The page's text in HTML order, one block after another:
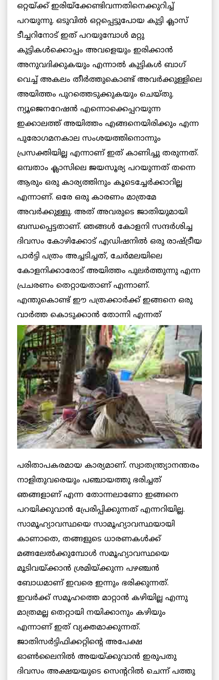
ഒറ്റയ്ക്ക് ഇരിയ്‌ക്കേണ്ടിവന്നതിനെക്കുറിച്ച്
പറയുന്നു. ഒടുവില്‍ ഒറ്റപ്പെട്ടുപോയ കുട്ടി ക്ലാസ്
ടീച്ചറിനോട് ഇത് പറയുമ്പോള്‍ മറ്റു
കുട്ടികള്‍ക്കൊപ്പം അവളെയും ഇരിക്കാന്‍
അനുവദിക്കുകയും എന്നാല്‍ കുട്ടികള്‍ ബാഗ്
വെച്ച് അകലം തീര്‍ത്തുകൊണ്ട് അവര്‍ക്കുള്ളിലെ
അയിത്തം പുറത്തെടുക്കുകയും ചെയ്തു.
ന്യൂജെനറേഷന്‍ എന്നൊക്കെപ്പറയുന്ന
ഇക്കാലത്ത് അയിത്തം എങ്ങനെയിരിക്കും എന്ന
പുരോഗമനകാല സംശയത്തിനൊന്നും
പ്രസക്തിയില്ല എന്നാണ് ഇത് കാണിച്ചു തരുന്നത്.
ഒമ്പതാം ക്ലാസിലെ ജയസൂര്യ പറയുന്നത് തന്നെ
ആരും ഒരു കാര്യത്തിനും കൂടെച്ചേര്‍ക്കാറില്ല
എന്നാണ്. ഒരേ ഒരു കാരണം മാത്രമേ
അവര്‍ക്കുള്ളു. അത് അവരുടെ ജാതിയുമായി
ബന്ധപ്പെട്ടതാണ്. ഞങ്ങള്‍ കോളനി സന്ദര്‍ശിച്ച
ദിവസം കോഴിക്കോട് എഡിഷനില്‍ ഒരു രാഷ്ട്രീയ
പാര്‍ട്ടി പത്രം അച്ചടിച്ചത്, ചേര്‍മലയിലെ
കോളനിക്കാരോട് അയിത്തം പുലര്‍ത്തുന്നു എന്ന
പ്രചരണം തെറ്റായതാണ് എന്നാണ്.
എന്തുകൊണ്ട് ഈ പത്രക്കാര്‍ക്ക് ഇങ്ങനെ ഒരു
വാര്‍ത്ത കൊടുക്കാന്‍ തോന്നി എന്നത്
പരിതാപകരമായ കാര്യമാണ്. സ്വാതന്ത്ര്യാനന്തരം
നാളിതുവരെയും പഞ്ചായത്തു ഭരിച്ചത്
ഞങ്ങളാണ് എന്ന തോന്നലാണോ ഇങ്ങനെ
പറയിക്കുവാന്‍ പ്രേരിപ്പിക്കുന്നത് എന്നറിയില്ല.
സാമൂഹ്യാവസ്ഥയെ സാമൂഹ്യാവസ്ഥയായി
കാണാതെ, തങ്ങളുടെ ധാരണകള്‍ക്ക്
മങ്ങലേല്‍ക്കുമ്പോള്‍ സമൂഹ്യാവസ്ഥയെ
മൂടിവയ്ക്കാന്‍ ശ്രമിയ്ക്കുന്ന പഴഞ്ചന്‍
ബോധമാണ് ഇവരെ ഇന്നും ഭരിക്കുന്നത്.
ഇവര്‍ക്ക് സമൂഹത്തെ മാറ്റാന്‍ കഴിയില്ല എന്നു
മാത്രമല്ല തെറ്റായി നയിക്കാനും കഴിയും
എന്നാണ് ഇത് വ്യക്തമാക്കുന്നത്.
ജാതിസര്‍ട്ടിഫിക്കറ്റിന്റെ അപേക്ഷ
ഓണ്‍ലൈനില്‍ അയയ്ക്കുവാന്‍ ഇരുപതു
ദിവസം അക്ഷയയുടെ സെന്ററില്‍ ചെന്ന് പത്തു